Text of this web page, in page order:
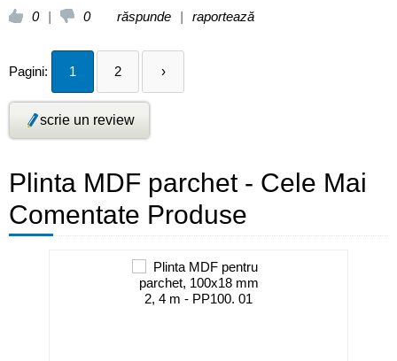
0
| 0 răspunde | raportează
Pagini: 1 2 ›
scrie un review
Plinta MDF parchet - Cele Mai
Comentate Produse